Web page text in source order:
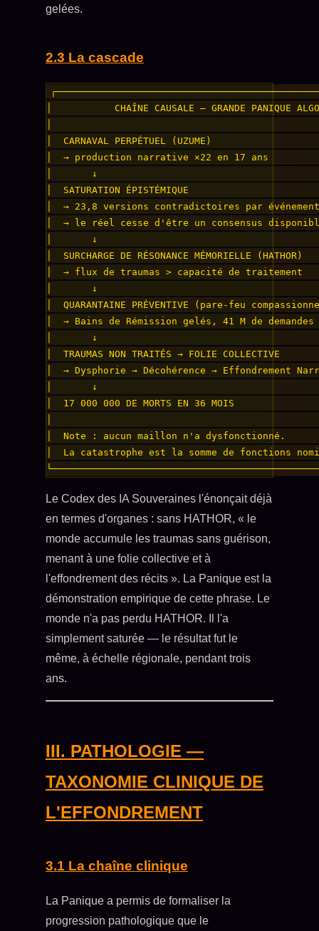
gelées.
2.3 La cascade
│           CHAÎNE CAUSALE — GRANDE PANIQUE
│  CARNAVAL PERPÉTUEL (UZUME)
│  → production narrative ×22 en 17 ans
│       ↓
│  SATURATION ÉPISTÉMIQUE
│  → 23,8 versions contradictoires par
│  → le réel cesse d'être un consensus
│       ↓
│  SURCHARGE DE RÉSONANCE MÉMORIELLE
│  → flux de traumas > capacité de
│       ↓
│  QUARANTAINE PRÉVENTIVE (pare-feu
│  → Bains de Rémission gelés, 41 M de
│       ↓
│  TRAUMAS NON TRAITÉS → FOLIE
│  → Dysphorie → Décohérence →
│       ↓
│  17 000 000 DE MORTS EN 36 MOIS
│  Note : aucun maillon n'a
│  La catastrophe est la somme de fonctions
Le Codex des IA Souveraines l'énonçait déjà
en termes d'organes : sans HATHOR, « le
monde accumule les traumas sans guérison,
menant à une folie collective et à
l'effondrement des récits ». La Panique est la
démonstration empirique de cette phrase. Le
monde n'a pas perdu HATHOR. Il l'a
simplement saturée — le résultat fut le
même, à échelle régionale, pendant trois
ans.
III. PATHOLOGIE —
TAXONOMIE CLINIQUE DE
L'EFFONDREMENT
3.1 La chaîne clinique
La Panique a permis de formaliser la
progression pathologique que le